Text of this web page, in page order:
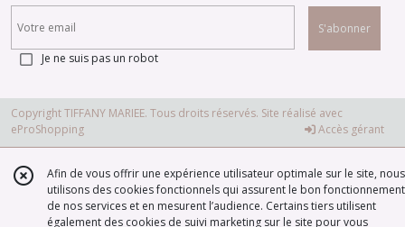
S'abonner
Je ne suis pas un robot
Copyright TIFFANY MARIEE. Tous droits réservés. Site réalisé avec
eProShopping
Accès gérant
Afin de vous offrir une expérience utilisateur optimale sur le site, nous
utilisons des cookies fonctionnels qui assurent le bon fonctionnement
de nos services et en mesurent l’audience. Certains tiers utilisent
également des cookies de suivi marketing sur le site pour vous